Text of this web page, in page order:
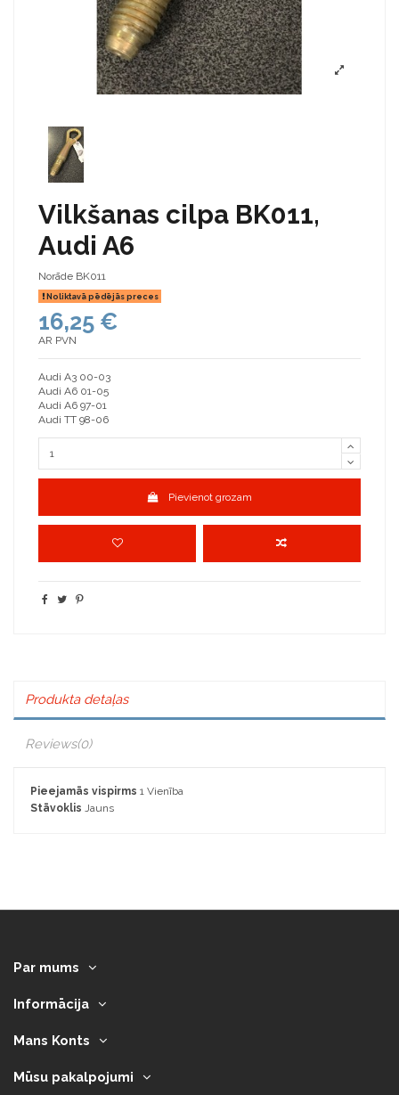
Vilkšanas cilpa BK011,
Audi A6
Norāde BK011
Noliktavā pēdējās preces
16,25 €
AR PVN
Audi A3 00-03
Audi A6 01-05
Audi A6 97-01
Audi TT 98-06
Pievienot grozam
Produkta detaļas
Reviews(0)
Pieejamās vispirms 1 Vienība
Stāvoklis Jauns
Par mums
Informācija
Mans Konts
Mūsu pakalpojumi